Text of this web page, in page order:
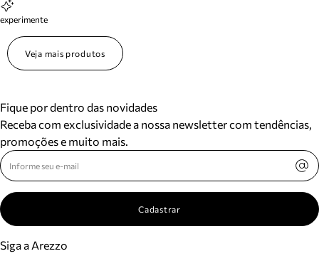
experimente
Veja mais produtos
Fique por dentro das novidades
Receba com exclusividade a nossa newsletter com tendências,
promoções e muito mais.
Cadastrar
Siga a Arezzo